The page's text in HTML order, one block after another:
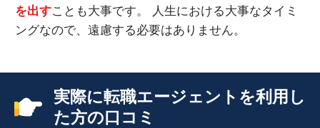
を出すことも大事です。 人生における大事なタイミ
ングなので、遠慮する必要はありません。
実際に転職エージェントを利用し
た方の口コミ